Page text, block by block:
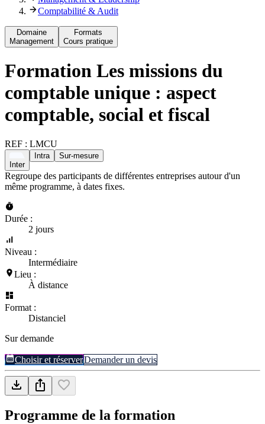
Comptabilité & Audit
Domaine
Management
Formats
Cours pratique
Formation Les missions du
comptable unique : aspect
comptable, social et fiscal
REF : LMCU
Inter
Intra Sur-mesure
Regroupe des participants de différentes entreprises autour d'un
même programme, à dates fixes.
Durée :
2 jours
Niveau :
Intermédiaire
Lieu :
À distance
Format :
Distanciel
Sur demande
Choisir et réserverDemander un devis
Programme de la formation